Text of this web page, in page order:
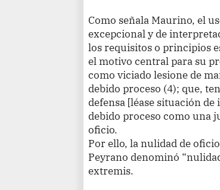
Como señala Maurino, el
excepcional y de
los requisitos o principios
el motivo central para su
como viciado lesione de
debido proceso (4); que,
defensa [léase situación
debido proceso como una
oficio.
Por ello, la nulidad de
Peyrano denominó
extremis.